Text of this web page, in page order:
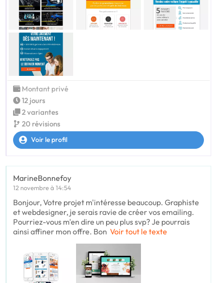
Montant privé
12 jours
2 variantes
20 révisions
Voir le profil
MarineBonnefoy
12 novembre à 14:54
Bonjour, Votre projet m'intéresse beaucoup. Graphiste
et webdesigner, je serais ravie de créer vos emailing.
Pourriez-vous m'en dire un peu plus svp? Je pourrais
ainsi affiner mon offre. Bon Voir tout le texte